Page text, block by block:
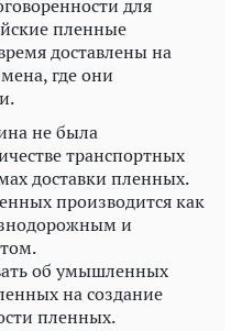
для
пленные
доставлены на
где они
не была
транспортных
доставки пленных.
производится как
и
об умышленных
на создание
пленных.